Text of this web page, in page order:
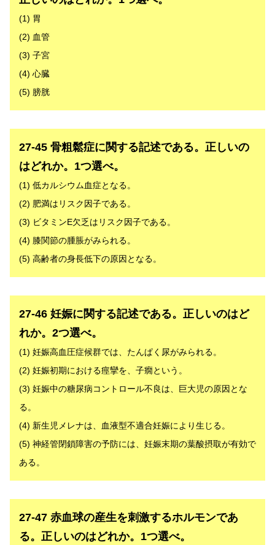
(1) 胃
(2) 血管
(3) 子宮
(4) 心臓
(5) 膀胱
解答
27-45 骨粗鬆症に関する記述である。正しいの
はどれか。1つ選べ。
(1) 低カルシウム血症となる。
(2) 肥満はリスク因子である。
(3) ビタミンE欠乏はリスク因子である。
(4) 膝関節の腫脹がみられる。
(5) 高齢者の身長低下の原因となる。
解答
27-46 妊娠に関する記述である。正しいのはど
れか。2つ選べ。
(1) 妊娠高血圧症候群では、たんぱく尿がみられる。
(2) 妊娠初期における痙攣を、子癇という。
(3) 妊娠中の糖尿病コントロール不良は、巨大児の原因とな
る。
(4) 新生児メレナは、血液型不適合妊娠により生じる。
(5) 神経管閉鎖障害の予防には、妊娠末期の葉酸摂取が有効で
ある。
解答
27-47 赤血球の産生を刺激するホルモンであ
る。正しいのはどれか。1つ選べ。